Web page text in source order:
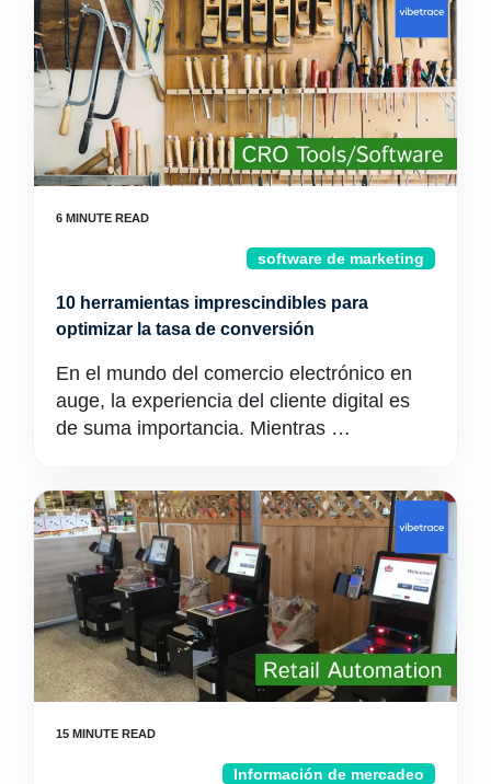
software de marketing
10 herramientas imprescindibles para
optimizar la tasa de conversión
En el mundo del comercio electrónico en
auge, la experiencia del cliente digital es
de suma importancia. Mientras …
Información de mercadeo